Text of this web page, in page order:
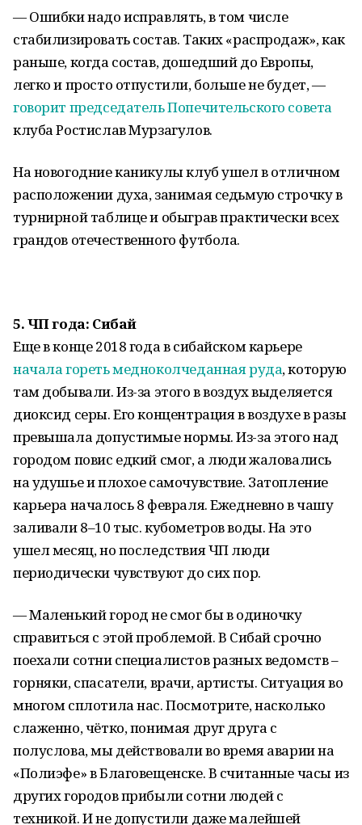
— Ошибки надо исправлять, в том числе
стабилизировать состав. Таких «распродаж», как
раньше, когда состав, дошедший до Европы,
легко и просто отпустили, больше не будет, —
говорит председатель Попечительского совета
клуба Ростислав Мурзагулов.
На новогодние каникулы клуб ушел в отличном
расположении духа, занимая седьмую строчку в
турнирной таблице и обыграв практически всех
грандов отечественного футбола.
5.ЧП года: Сибай
Еще в конце 2018 года в сибайском карьере
начала гореть медноколчеданная руда, которую
там добывали. Из-за этого в воздух выделяется
диоксид серы. Его концентрация в воздухе в разы
превышала допустимые нормы. Из-за этого над
городом повис едкий смог, а люди жаловались
на удушье и плохое самочувствие. Затопление
карьера началось 8 февраля. Ежедневно в чашу
заливали 8–10 тыс. кубометров воды. На это
ушел месяц, но последствия ЧП люди
периодически чувствуют до сих пор.
— Маленький город не смог бы в одиночку
справиться с этой проблемой. В Сибай срочно
поехали сотни специалистов разных ведомств –
горняки, спасатели, врачи, артисты. Ситуация во
многом сплотила нас. Посмотрите, насколько
слаженно, чётко, понимая друг друга с
полуслова, мы действовали во время аварии на
«Полиэфе» в Благовещенске. В считанные часы из
других городов прибыли сотни людей с
техникой. И не допустили даже малейшей